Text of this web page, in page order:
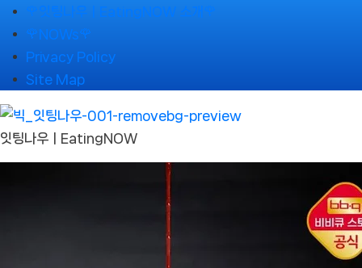
Skip
to
content
🌹잇팅나우ㅣEatingNOW 소개🌹
🌹NOWs🌹
Privacy Policy
Site Map
잇팅나우ㅣEatingNOW